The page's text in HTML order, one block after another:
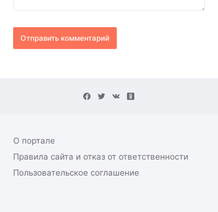
Отправить комментарий
О портале
Правила сайта и отказ от ответственности
Пользовательское соглашение